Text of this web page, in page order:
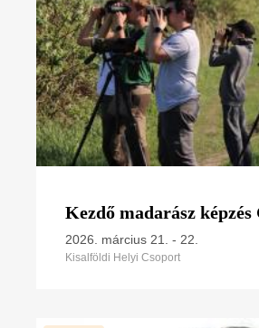
Kezdő madarász képzés
2026. március 21. - 22.
Kisalföldi Helyi Csoport